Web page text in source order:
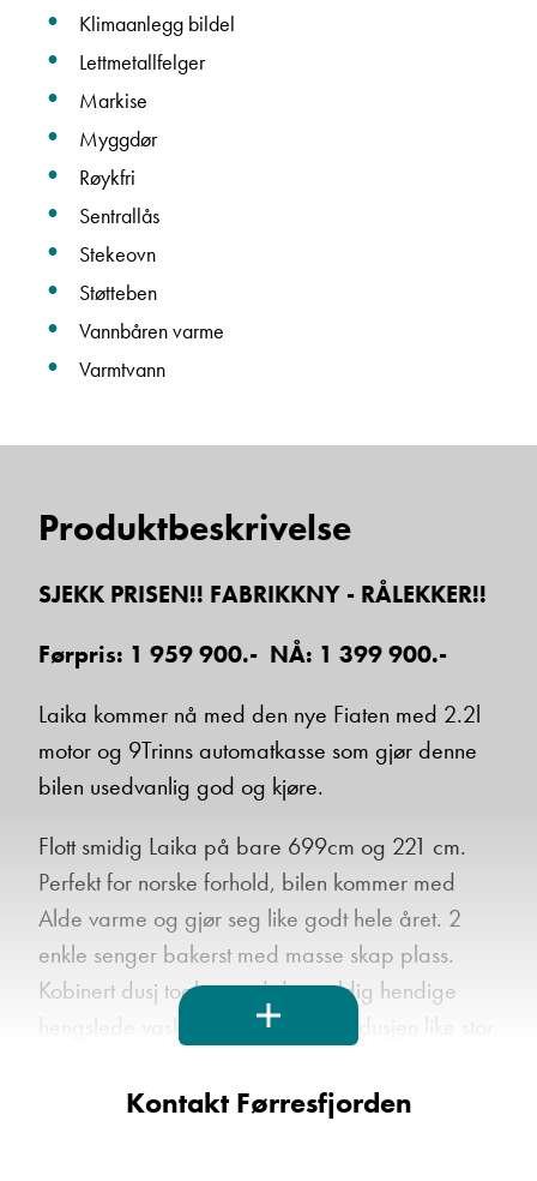
Klimaanlegg bildel
Lettmetallfelger
Markise
Myggdør
Røykfri
Sentrallås
Stekeovn
Støtteben
Vannbåren varme
Varmtvann
Produktbeskrivelse
SJEKK PRISEN!! FABRIKKNY - RÅLEKKER!!
Førpris: 1 959 900.- NÅ: 1 399 900.-
Laika kommer nå med den nye Fiaten med 2.2l
motor og 9Trinns automatkasse som gjør denne
bilen usedvanlig god og kjøre.
Flott smidig Laika på bare 699cm og 221 cm.
Perfekt for norske forhold, bilen kommer med
Alde varme og gjør seg like godt hele året. 2
enkle senger bakerst med masse skap plass.
Kobinert dusj toalett med den veldig hendige
hengslede vask systemet som gjør dusjen like stor
Velfungerende kjøkken med stort kjøleskap med
Kontakt Førresfjorden